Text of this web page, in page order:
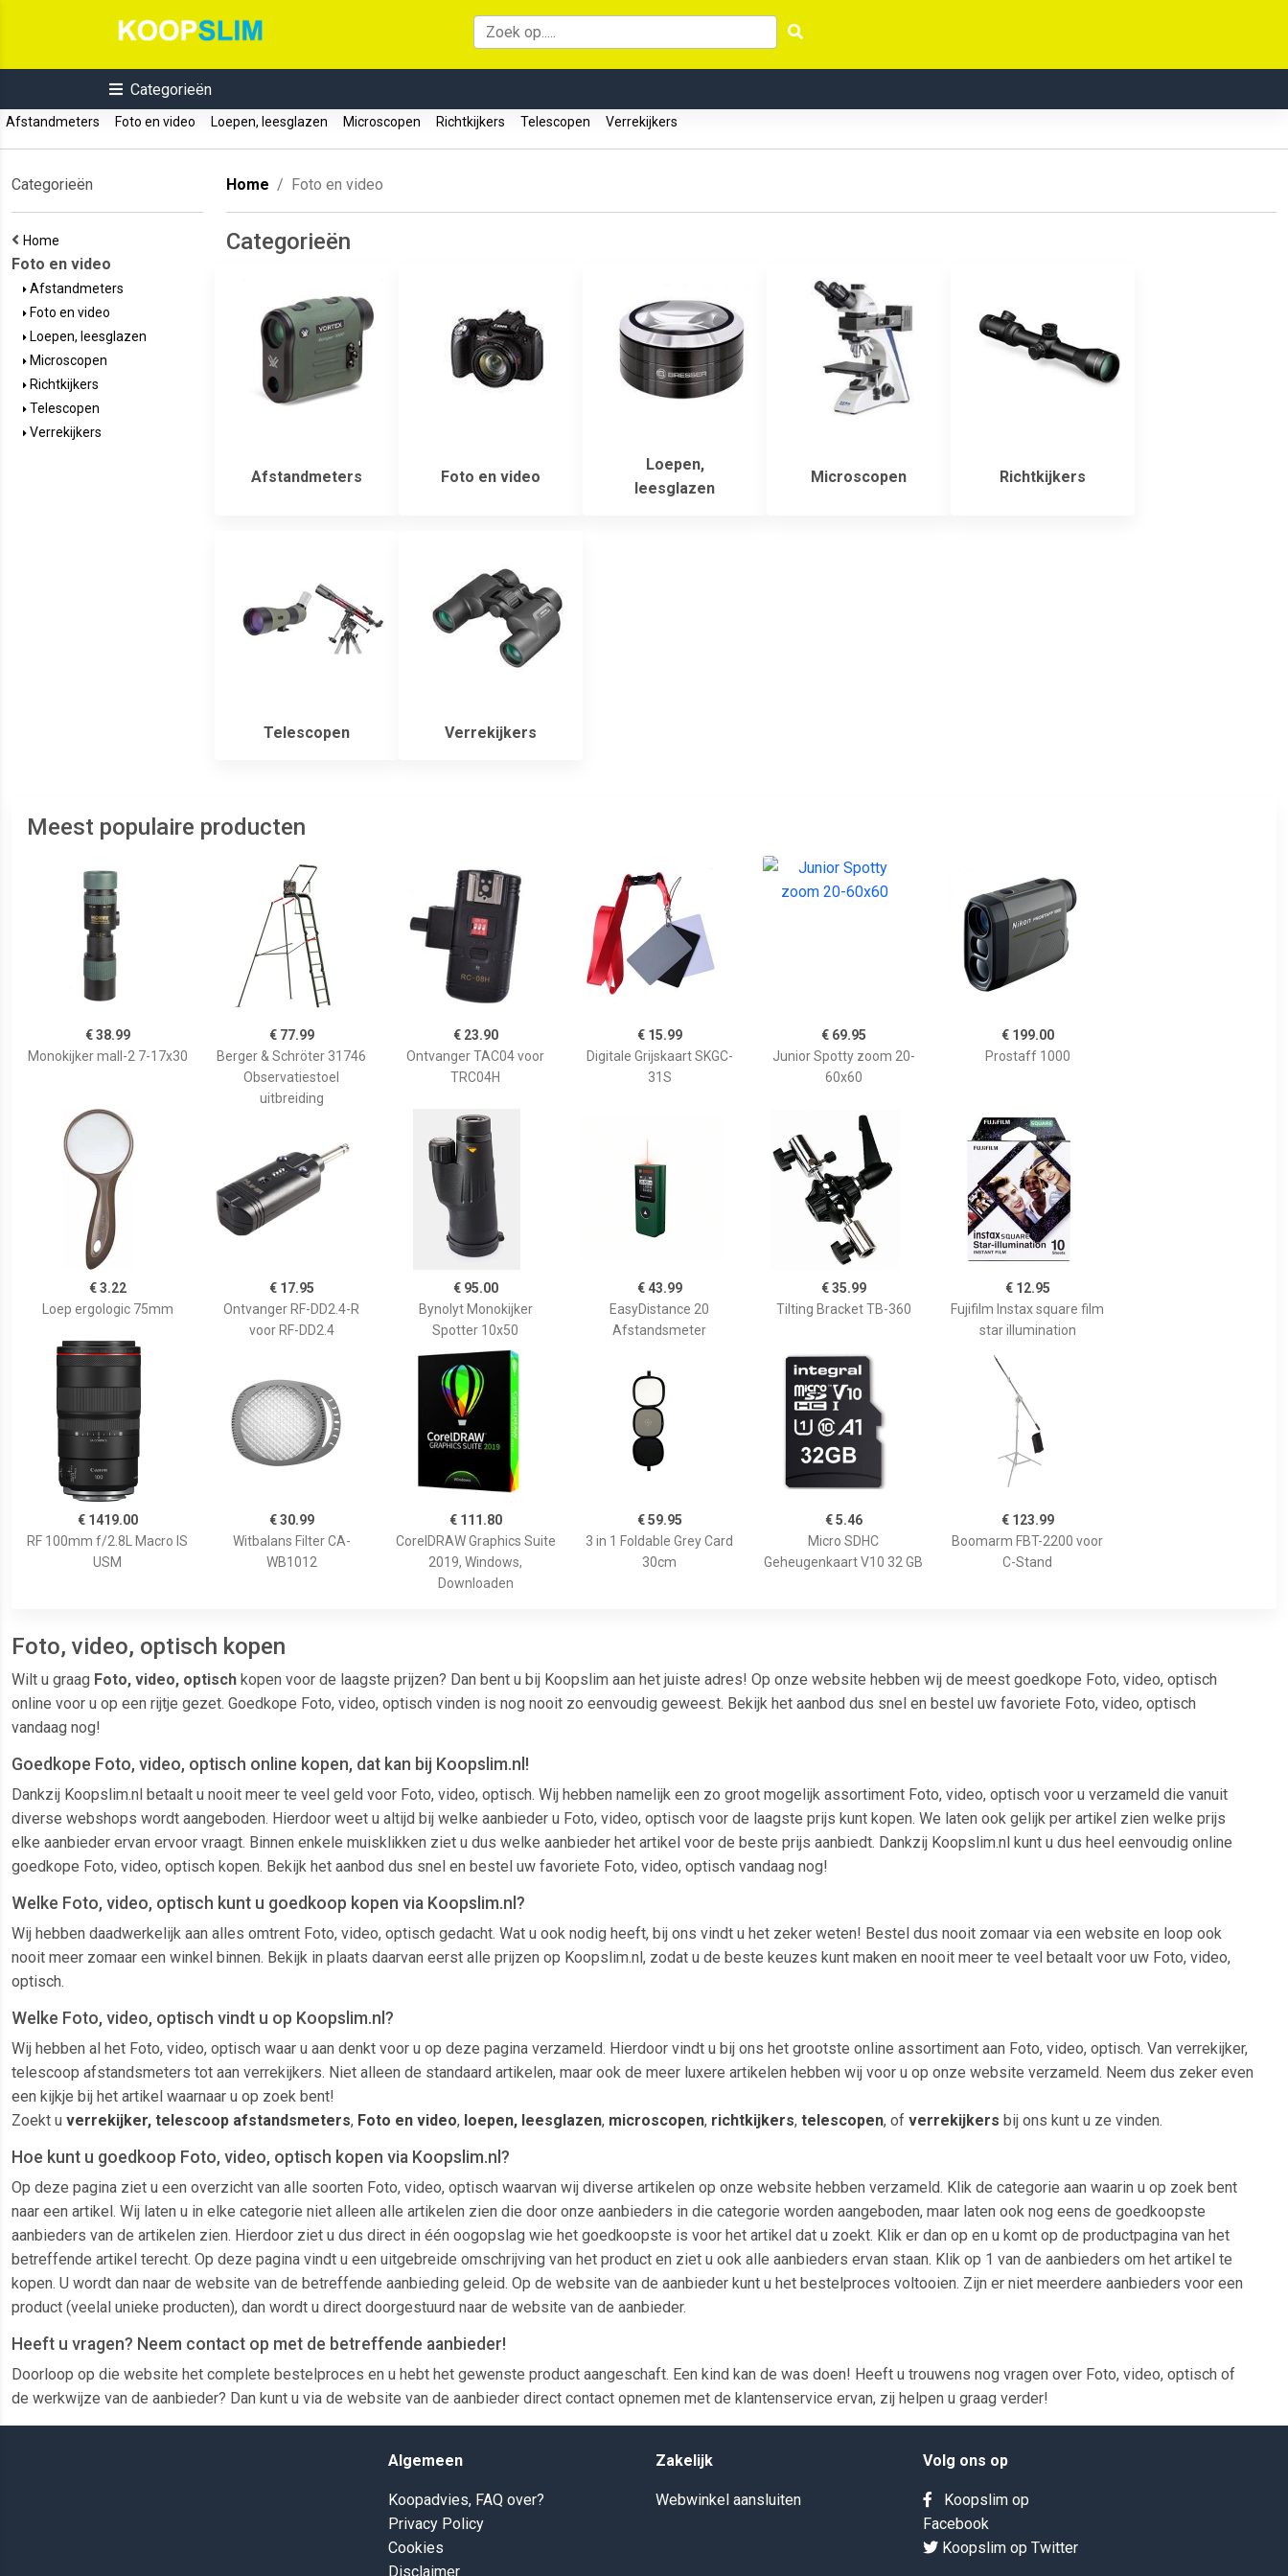
Categorieën
Afstandmeters Foto en video Loepen, leesglazen Microscopen Richtkijkers Telescopen Verrekijkers
Categorieën
Home
Foto en video
Afstandmeters
Foto en video
Loepen, leesglazen
Microscopen
Richtkijkers
Telescopen
Verrekijkers
Home Foto en video
Categorieën
Afstandmeters Foto en video
Loepen,
leesglazen
Microscopen Richtkijkers
Telescopen Verrekijkers
Meest populaire producten
€ 38.99
Monokijker mall-2 7-17x30
€ 77.99
Berger & Schröter 31746
Observatiestoel
uitbreiding
€ 23.90
Ontvanger TAC04 voor
TRC04H
€ 15.99
Digitale Grijskaart SKGC-
31S
€ 69.95
Junior Spotty zoom 20-
60x60
€ 199.00
Prostaff 1000
€ 3.22
Loep ergologic 75mm
€ 17.95
Ontvanger RF-DD2.4-R
voor RF-DD2.4
€ 95.00
Bynolyt Monokijker
Spotter 10x50
€ 43.99
EasyDistance 20
Afstandsmeter
€ 35.99
Tilting Bracket TB-360
€ 12.95
Fujifilm Instax square film
star illumination
€ 1419.00
RF 100mm f/2.8L Macro IS
USM
€ 30.99
Witbalans Filter CA-
WB1012
€ 111.80
CorelDRAW Graphics Suite
2019, Windows,
Downloaden
€ 59.95
3 in 1 Foldable Grey Card
30cm
€ 5.46
Micro SDHC
Geheugenkaart V10 32 GB
€ 123.99
Boomarm FBT-2200 voor
C-Stand
Foto, video, optisch kopen
Wilt u graag Foto, video, optisch kopen voor de laagste prijzen? Dan bent u bij Koopslim aan het juiste adres! Op onze website hebben wij de meest goedkope Foto, video, optisch
online voor u op een rijtje gezet. Goedkope Foto, video, optisch vinden is nog nooit zo eenvoudig geweest. Bekijk het aanbod dus snel en bestel uw favoriete Foto, video, optisch
vandaag nog!
Goedkope Foto, video, optisch online kopen, dat kan bij Koopslim.nl!
Dankzij Koopslim.nl betaalt u nooit meer te veel geld voor Foto, video, optisch. Wij hebben namelijk een zo groot mogelijk assortiment Foto, video, optisch voor u verzameld die vanuit
diverse webshops wordt aangeboden. Hierdoor weet u altijd bij welke aanbieder u Foto, video, optisch voor de laagste prijs kunt kopen. We laten ook gelijk per artikel zien welke prijs
elke aanbieder ervan ervoor vraagt. Binnen enkele muisklikken ziet u dus welke aanbieder het artikel voor de beste prijs aanbiedt. Dankzij Koopslim.nl kunt u dus heel eenvoudig online
goedkope Foto, video, optisch kopen. Bekijk het aanbod dus snel en bestel uw favoriete Foto, video, optisch vandaag nog!
Welke Foto, video, optisch kunt u goedkoop kopen via Koopslim.nl?
Wij hebben daadwerkelijk aan alles omtrent Foto, video, optisch gedacht. Wat u ook nodig heeft, bij ons vindt u het zeker weten! Bestel dus nooit zomaar via een website en loop ook
nooit meer zomaar een winkel binnen. Bekijk in plaats daarvan eerst alle prijzen op Koopslim.nl, zodat u de beste keuzes kunt maken en nooit meer te veel betaalt voor uw Foto, video,
optisch.
Welke Foto, video, optisch vindt u op Koopslim.nl?
Wij hebben al het Foto, video, optisch waar u aan denkt voor u op deze pagina verzameld. Hierdoor vindt u bij ons het grootste online assortiment aan Foto, video, optisch. Van verrekijker,
telescoop afstandsmeters tot aan verrekijkers. Niet alleen de standaard artikelen, maar ook de meer luxere artikelen hebben wij voor u op onze website verzameld. Neem dus zeker even
een kijkje bij het artikel waarnaar u op zoek bent!
Zoekt u verrekijker, telescoop afstandsmeters, Foto en video, loepen, leesglazen, microscopen, richtkijkers, telescopen, of verrekijkers bij ons kunt u ze vinden.
Hoe kunt u goedkoop Foto, video, optisch kopen via Koopslim.nl?
Op deze pagina ziet u een overzicht van alle soorten Foto, video, optisch waarvan wij diverse artikelen op onze website hebben verzameld. Klik de categorie aan waarin u op zoek bent
naar een artikel. Wij laten u in elke categorie niet alleen alle artikelen zien die door onze aanbieders in die categorie worden aangeboden, maar laten ook nog eens de goedkoopste
aanbieders van de artikelen zien. Hierdoor ziet u dus direct in één oogopslag wie het goedkoopste is voor het artikel dat u zoekt. Klik er dan op en u komt op de productpagina van het
betreffende artikel terecht. Op deze pagina vindt u een uitgebreide omschrijving van het product en ziet u ook alle aanbieders ervan staan. Klik op 1 van de aanbieders om het artikel te
kopen. U wordt dan naar de website van de betreffende aanbieding geleid. Op de website van de aanbieder kunt u het bestelproces voltooien. Zijn er niet meerdere aanbieders voor een
product (veelal unieke producten), dan wordt u direct doorgestuurd naar de website van de aanbieder.
Heeft u vragen? Neem contact op met de betreffende aanbieder!
Doorloop op die website het complete bestelproces en u hebt het gewenste product aangeschaft. Een kind kan de was doen! Heeft u trouwens nog vragen over Foto, video, optisch of
de werkwijze van de aanbieder? Dan kunt u via de website van de aanbieder direct contact opnemen met de klantenservice ervan, zij helpen u graag verder!
Algemeen
Koopadvies, FAQ over?
Privacy Policy
Cookies
Disclaimer
Zakelijk
Webwinkel aansluiten
Volg ons op
Koopslim op
Facebook
Koopslim op Twitter